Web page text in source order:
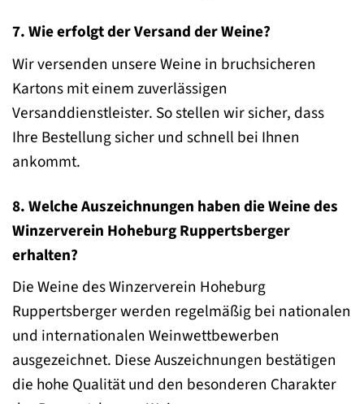
7. Wie erfolgt der Versand der Weine?
Wir versenden unsere Weine in bruchsicheren
Kartons mit einem zuverlässigen
Versanddienstleister. So stellen wir sicher, dass
Ihre Bestellung sicher und schnell bei Ihnen
ankommt.
8. Welche Auszeichnungen haben die Weine des
Winzerverein Hoheburg Ruppertsberger
erhalten?
Die Weine des Winzerverein Hoheburg
Ruppertsberger werden regelmäßig bei nationalen
und internationalen Weinwettbewerben
ausgezeichnet. Diese Auszeichnungen bestätigen
die hohe Qualität und den besonderen Charakter